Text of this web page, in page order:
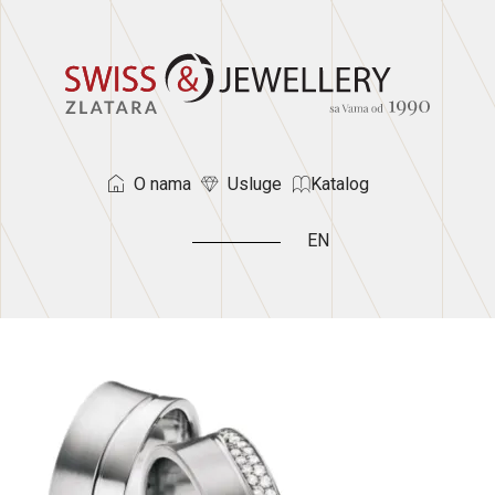
O nama Usluge Katalog
EN